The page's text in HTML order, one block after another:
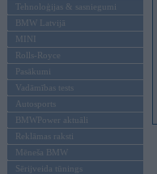
Tehnoloģijas & sasniegumi
BMW Latvijā
MINI
Rolls-Royce
Pasākumi
Vadāmības tests
Autosports
BMWPower aktuāli
Reklāmas raksti
Mēneša BMW
Sērijveida tūnings